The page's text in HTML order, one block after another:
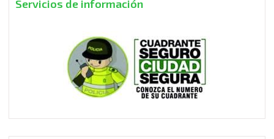
Servicios de información